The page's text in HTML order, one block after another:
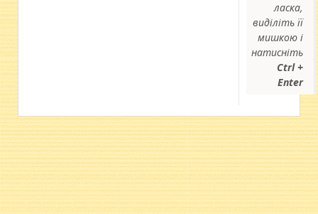
ласка,
виділіть її
мишкою і
натисніть
Ctrl +
Enter